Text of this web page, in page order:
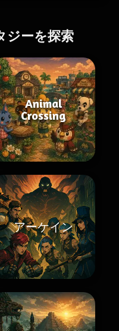
ジーを探索
Animal
Crossing
アーケイン